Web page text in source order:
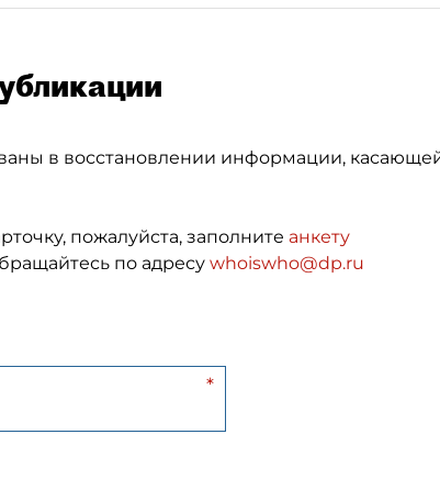
в восстановлении информации,
пожалуйста, заполните анкету
по адресу whoiswho@dp.ru